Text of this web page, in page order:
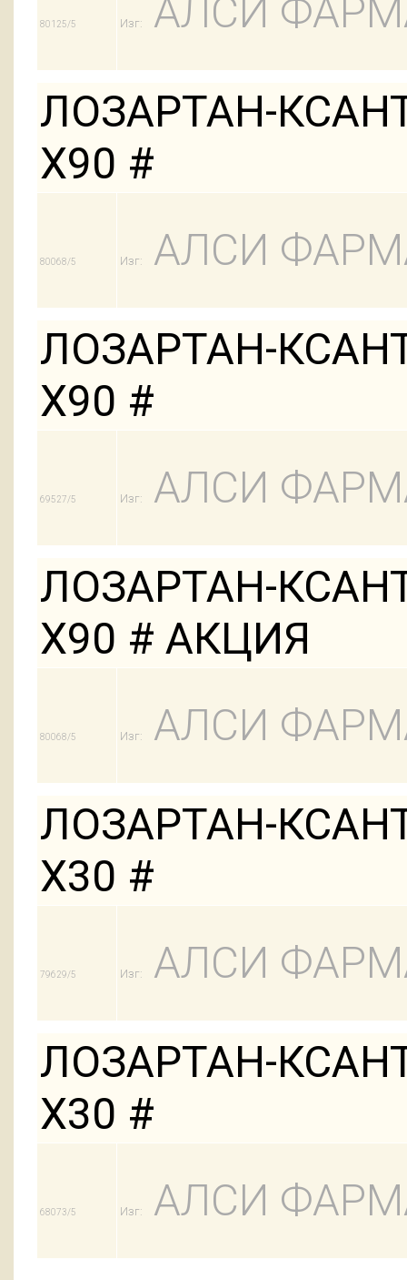
80125/5 Изг:
АЛСИ
ЛОЗАРТАН-
Х90 #
80068/5 Изг:
АЛСИ
ЛОЗАРТАН-
Х90 #
69527/5 Изг:
АЛСИ
ЛОЗАРТАН-
Х90 # АКЦИЯ
80068/5 Изг:
АЛСИ
ЛОЗАРТАН-
Х30 #
79629/5 Изг:
АЛСИ
ЛОЗАРТАН-
Х30 #
68073/5 Изг: АЛСИ